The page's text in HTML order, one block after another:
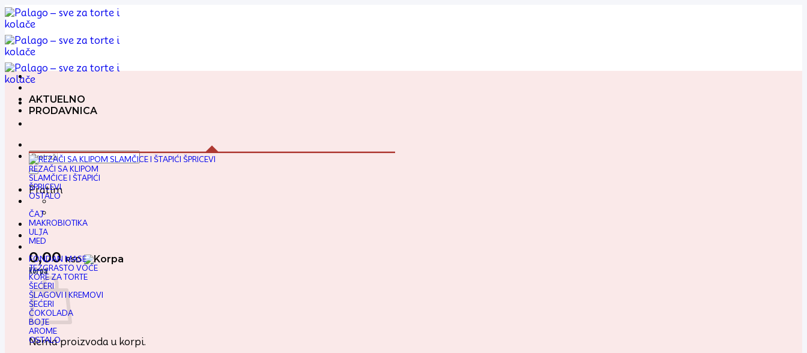
Preskoči
na
sadržaj
Pretraga
za:
Pratim
0,00RSD
Korpa
Nema proizvoda u korpi.
AKTUELNO
PRODAVNICA
REZAČI SA KLIPOM
SLAMČICE I ŠTAPIĆI
ŠPRICEVI
OSTALO
ČAJ
MAKROBIOTIKA
ULJA
MED
FONDAN MASE
JEZGRASTO VOĆE
KORE ZA TORTE
ŠEĆERI
ŠLAGOVI I KREMOVI
ŠEĆERI
ČOKOLADA
BOJE
AROME
OSTALO